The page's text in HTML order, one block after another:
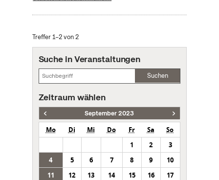
Treffer 1–2 von 2
Suche in Veranstaltungen
Suchen
Zeitraum wählen
September 2023
Mo Di Mi Do Fr Sa
So
1
2
3
4
5 6 7 8 9
10
11
12 13 14 15 16
17